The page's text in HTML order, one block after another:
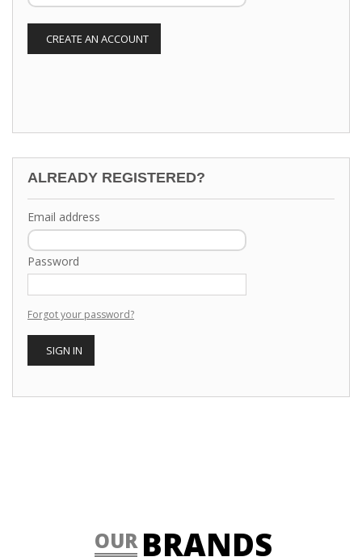
CREATE AN ACCOUNT
ALREADY REGISTERED?
Email address
Password
Forgot your password?
SIGN IN
OUR BRANDS